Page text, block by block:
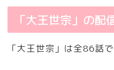
「大王世宗」の配
「大王世宗」は全86話で